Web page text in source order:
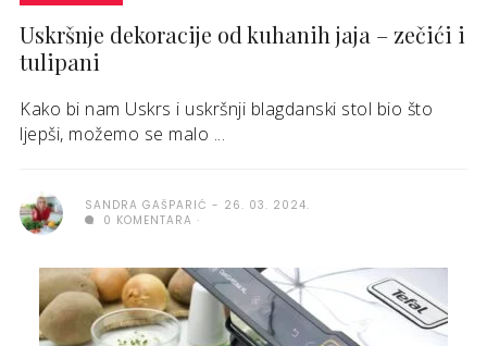
Uskršnje dekoracije od kuhanih jaja – zečići i
tulipani
Kako bi nam Uskrs i uskršnji blagdanski stol bio što
ljepši, možemo se malo ...
SANDRA GAŠPARIĆ
26. 03. 2024.
0 KOMENTARA